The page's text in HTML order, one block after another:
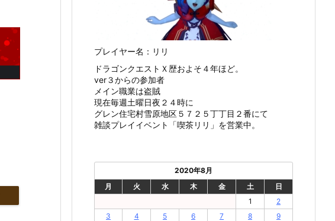
プレイヤー名：リリ
ドラゴンクエストＸ歴およそ４年ほど。
ver３からの参加者
メイン職業は盗賊
現在毎週土曜日夜２４時に
グレン住宅村雪原地区５７２５丁丁目２番にて
雑談プレイイベント「喫茶リリ」を営業中。
2020年8月
月
火 水 木 金 土
日
1
2
3
4 5 6 7 8
9